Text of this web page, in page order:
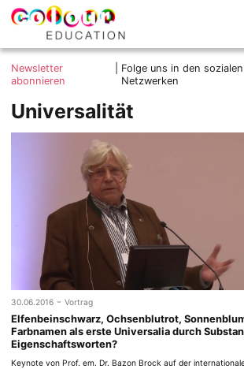
Skip
colour.education
Farbe
entdecken
Was ist colour.education?
Ziele und Mitmachen
Kontakt
Impressum
Datenschutzerklärung
Newsletter
abonnieren
Folge uns in den sozialen
Netzwerken
Universalität
30.06.2016 - Vortrag
Elfenbeinschwarz, Ochsenblutrot,
Farbnamen als erste Universalia durch
Eigenschaftsworten?
Keynote von Prof. em. Dr. Bazon Brock auf der